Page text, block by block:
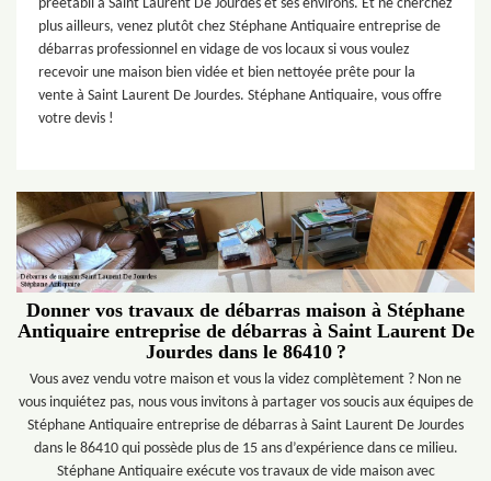
préétabli à Saint Laurent De Jourdes et ses environs. Et ne cherchez
plus ailleurs, venez plutôt chez Stéphane Antiquaire entreprise de
débarras professionnel en vidage de vos locaux si vous voulez
recevoir une maison bien vidée et bien nettoyée prête pour la
vente à Saint Laurent De Jourdes. Stéphane Antiquaire, vous offre
votre devis !
Donner vos travaux de débarras maison à Stéphane
Antiquaire entreprise de débarras à Saint Laurent De
Jourdes dans le 86410 ?
Vous avez vendu votre maison et vous la videz complètement ? Non ne
vous inquiétez pas, nous vous invitons à partager vos soucis aux équipes de
Stéphane Antiquaire entreprise de débarras à Saint Laurent De Jourdes
dans le 86410 qui possède plus de 15 ans d’expérience dans ce milieu.
Stéphane Antiquaire exécute vos travaux de vide maison avec